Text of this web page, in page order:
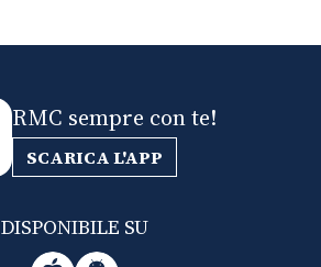
RMC sempre con te!
SCARICA L'APP
DISPONIBILE SU